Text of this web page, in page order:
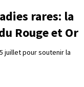
rares: la
Rouge et Or
juillet pour soutenir la